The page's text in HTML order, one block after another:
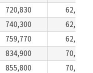
720,830
62,920
740,300
62,920
759,770
62,920
834,900
70,840
855,800
70,840